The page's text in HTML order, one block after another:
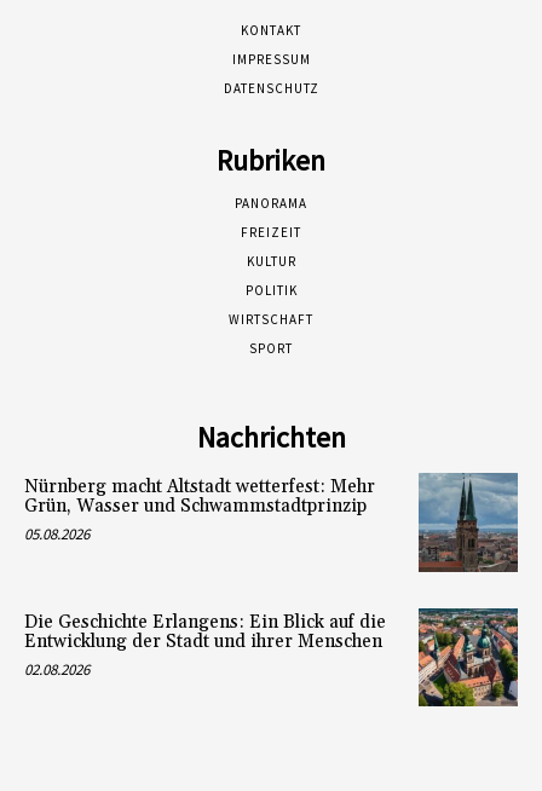
KONTAKT
IMPRESSUM
DATENSCHUTZ
Rubriken
PANORAMA
FREIZEIT
KULTUR
POLITIK
WIRTSCHAFT
SPORT
Nachrichten
Nürnberg macht Altstadt wetterfest: Mehr
Grün, Wasser und Schwammstadtprinzip
05.08.2026
Die Geschichte Erlangens: Ein Blick auf die
Entwicklung der Stadt und ihrer Menschen
02.08.2026